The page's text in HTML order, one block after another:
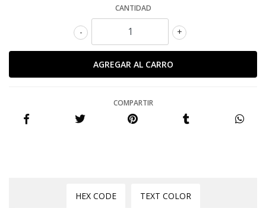
CANTIDAD
+
-
COMPARTIR
HEX CODE TEXT COLOR